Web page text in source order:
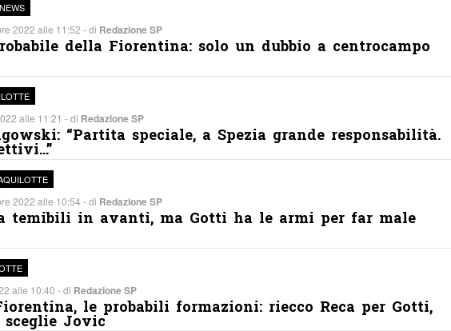
2022 alle 11:52 - di Redazione SP
della Fiorentina: solo un dubbio a centrocampo
alle 11:21 - di Redazione SP
“Partita speciale, a Spezia grande responsabilità.
2022 alle 10:54 - di Redazione SP
temibili in avanti, ma Gotti ha le armi per far male
alle 10:40 - di Redazione SP
le probabili formazioni: riecco Reca per Gotti,
Jovic